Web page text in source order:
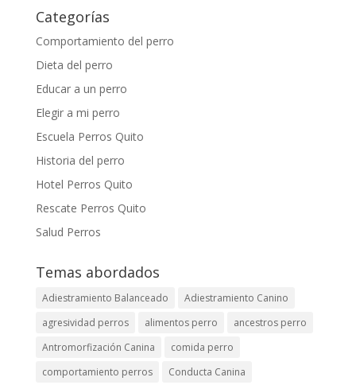
Categorías
Comportamiento del perro
Dieta del perro
Educar a un perro
Elegir a mi perro
Escuela Perros Quito
Historia del perro
Hotel Perros Quito
Rescate Perros Quito
Salud Perros
Temas abordados
Adiestramiento Balanceado
Adiestramiento Canino
agresividad perros
alimentos perro
ancestros perro
Antromorfización Canina
comida perro
comportamiento perros
Conducta Canina